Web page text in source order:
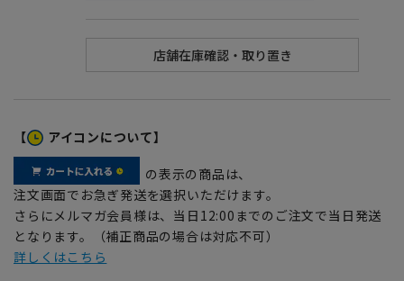
【 アイコンについて】
の表示の商品は、
注文画面でお急ぎ発送を選択いただけます。
さらにメルマガ会員様は、当日12:00までのご注文で当日発送
となります。（補正商品の場合は対応不可）
詳しくはこちら